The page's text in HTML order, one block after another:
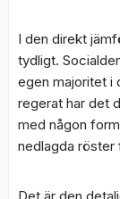
I den direkt
tydligt.
egen majoritet i
regerat har det
med någon
nedlagda röster
Det är den